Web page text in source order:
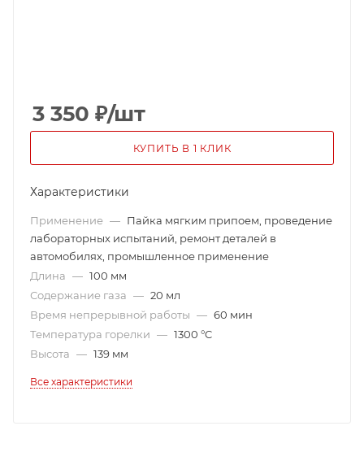
3 350 ₽/шт
КУПИТЬ В 1 КЛИК
Характеристики
Применение — Пайка мягким припоем, проведение
лабораторных испытаний, ремонт деталей в
автомобилях, промышленное применение
Длина — 100 мм
Содержание газа — 20 мл
Время непрерывной работы — 60 мин
Температура горелки — 1300 °C
Высота — 139 мм
Все характеристики